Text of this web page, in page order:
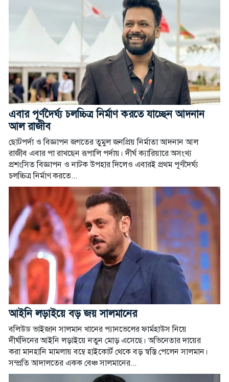
এবার পূর্ণদৈর্ঘ্য চলচ্চিত্র নির্মাণ করতে যাচ্ছেন আদনান
আল রাজীব
ছোটপর্দা ও বিজ্ঞাপন জগতের তুমুল জনপ্রিয় নির্মাতা আদনান আল
রাজীব এবার পা রাখছেন রূপালি পর্দায়। দীর্ঘ ক্যারিয়ারে অসংখ্য
প্রশংসিত বিজ্ঞাপন ও নাটক উপহার দিলেও এবারই প্রথম পূর্ণদৈর্ঘ্য
চলচ্চিত্র নির্মাণ করতে...
আইনি লড়াইয়ে বড় জয় সালমানের
বলিউড ভাইজান সালমান খানের প্যানভেলের ফার্মহাউস নিয়ে
দীর্ঘদিনের আইনি লড়াইয়ে নতুন মোড় এসেছে। অভিনেতার দায়ের
করা মানহানি মামলায় বম্বে হাইকোর্ট থেকে বড় স্বস্তি পেলেন সালমান।
সম্প্রতি আদালতের একক বেঞ্চ সালমানের...